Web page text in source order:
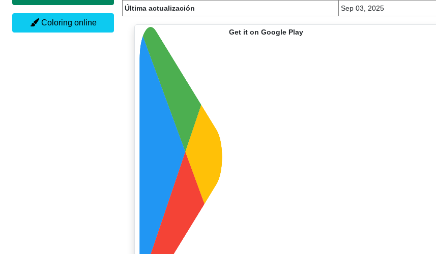
Coloring online
Última actualización
Sep 03, 2025
Get it on Google Play